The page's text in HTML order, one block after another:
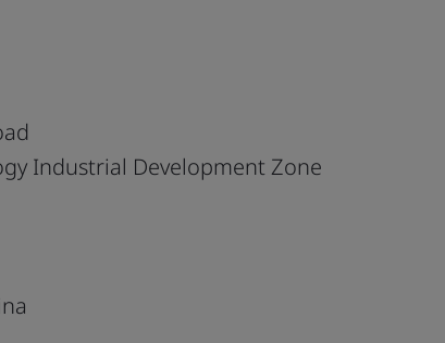
Industrial Development Zone